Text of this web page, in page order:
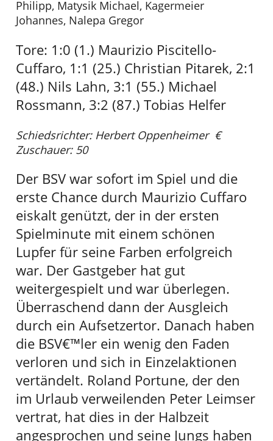
Philipp, Matysik Michael, Kagermeier
Johannes, Nalepa Gregor
Tore: 1:0 (1.) Maurizio Piscitello-
Cuffaro, 1:1 (25.) Christian Pitarek, 2:1
(48.) Nils Lahn, 3:1 (55.) Michael
Rossmann, 3:2 (87.) Tobias Helfer
Schiedsrichter: Herbert Oppenheimer €
Zuschauer: 50
Der BSV war sofort im Spiel und die
erste Chance durch Maurizio Cuffaro
eiskalt genützt, der in der ersten
Spielminute mit einem schönen
Lupfer für seine Farben erfolgreich
war. Der Gastgeber hat gut
weitergespielt und war überlegen.
Überraschend dann der Ausgleich
durch ein Aufsetzertor. Danach haben
die BSV€™ler ein wenig den Faden
verloren und sich in Einzelaktionen
vertändelt. Roland Portune, der den
im Urlaub verweilenden Peter Leimser
vertrat, hat dies in der Halbzeit
angesprochen und seine Jungs haben